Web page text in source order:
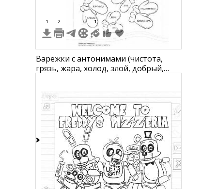
1 2 1
Варежки с антонимами (чистота,
грязь, жара, холод, злой, добрый,
плохое, хорошее, лучший, худший,
налим, еж, доманашня, домашняя,
нынче, вчера, день, ночь, помнить,
забывать)